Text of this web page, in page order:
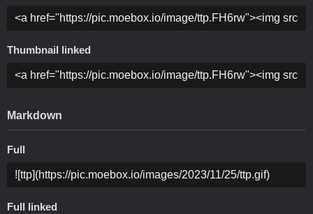
Thumbnail linked
Markdown
Full
Full linked